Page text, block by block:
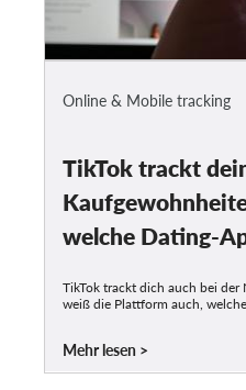
Online & Mobile tracking
TikTok trackt
welche Dating-
TikTok trackt dich auch bei der
weiß die Plattform auch,
Mehr lesen